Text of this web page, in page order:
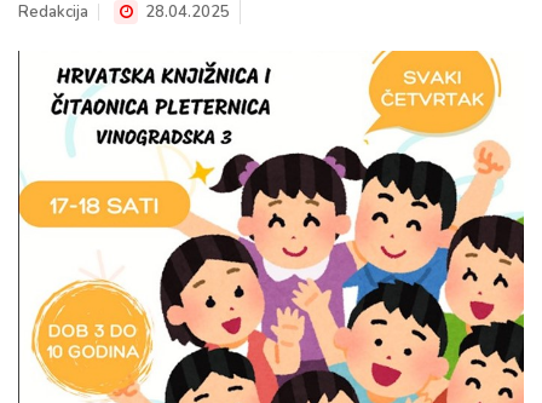
Redakcija 28.04.2025